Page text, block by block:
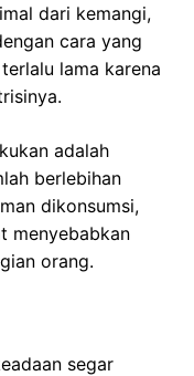
dari kemangi,
cara yang
lama karena
adalah
berlebihan
dikonsumsi,
menyebabkan
orang.
segar